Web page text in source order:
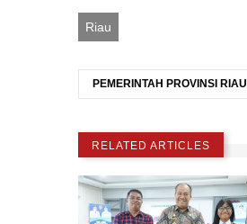
Riau
PEMERINTAH PROVINSI RIAU
RELATED ARTICLES